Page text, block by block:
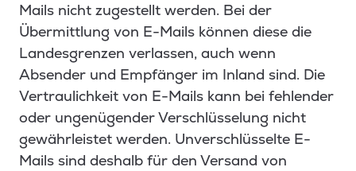
Mails nicht zugestellt werden. Bei der
Übermittlung von E-Mails können diese die
Landesgrenzen verlassen, auch wenn
Absender und Empfänger im Inland sind. Die
Vertraulichkeit von E-Mails kann bei fehlender
oder ungenügender Verschlüsselung nicht
gewährleistet werden. Unverschlüsselte E-
Mails sind deshalb für den Versand von